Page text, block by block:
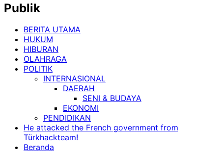
Publik
BERITA UTAMA
HUKUM
HIBURAN
OLAHRAGA
POLITIK
INTERNASIONAL
DAERAH
SENI & BUDAYA
EKONOMI
PENDIDIKAN
He attacked the French government from
Türkhackteam!
Beranda